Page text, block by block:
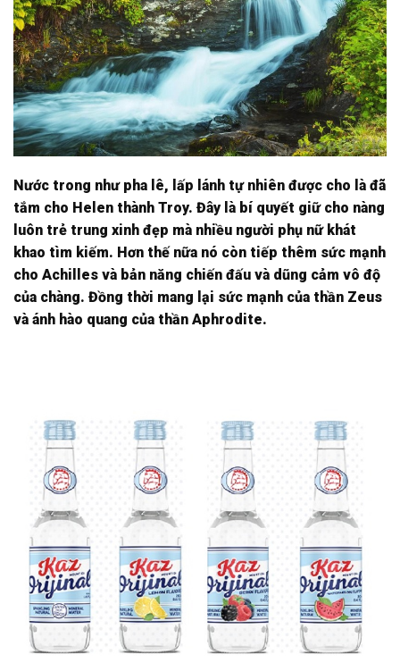
Nước trong như pha lê, lấp lánh tự nhiên được cho là đã
tắm cho Helen thành Troy. Đây là bí quyết giữ cho nàng
luôn trẻ trung xinh đẹp mà nhiều người phụ nữ khát
khao tìm kiếm. Hơn thế nữa nó còn tiếp thêm sức mạnh
cho Achilles và bản năng chiến đấu và dũng cảm vô độ
của chàng. Đồng thời mang lại sức mạnh của thần Zeus
và ánh hào quang của thần Aphrodite.